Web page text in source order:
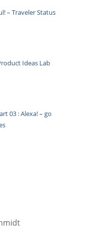
– Traveler Status
Ideas Lab
03 : Alexa! – go